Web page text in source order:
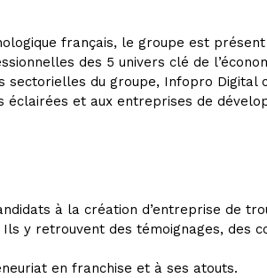
français, le groupe est présent
des 5 univers clé de
sectorielles du groupe, Infopro Digital
éclairées et aux entreprises de
à la création d’entreprise de
y retrouvent des témoignages, des
en franchise et à ses atouts.